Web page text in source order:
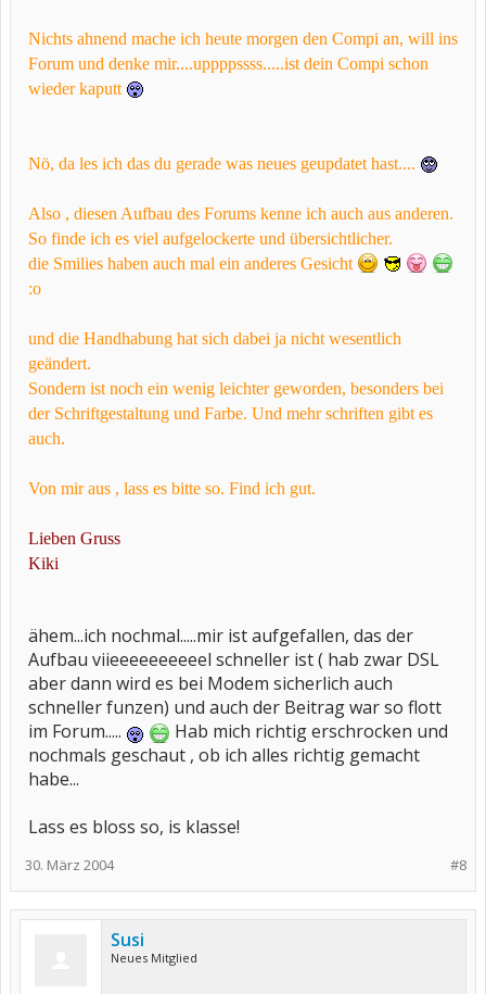
Nichts ahnend mache ich heute morgen den Compi an, will ins
Forum und denke mir....uppppssss.....ist dein Compi schon
wieder kaputt
Nö, da les ich das du gerade was neues geupdatet hast....
Also , diesen Aufbau des Forums kenne ich auch aus anderen.
So finde ich es viel aufgelockerte und übersichtlicher.
die Smilies haben auch mal ein anderes Gesicht
:o
und die Handhabung hat sich dabei ja nicht wesentlich
geändert.
Sondern ist noch ein wenig leichter geworden, besonders bei
der Schriftgestaltung und Farbe. Und mehr schriften gibt es
auch.
Von mir aus , lass es bitte so. Find ich gut.
Lieben Gruss
Kiki
ähem...ich nochmal.....mir ist aufgefallen, das der
Aufbau viieeeeeeeeeel schneller ist ( hab zwar DSL
aber dann wird es bei Modem sicherlich auch
schneller funzen) und auch der Beitrag war so flott
im Forum.....
Hab mich richtig erschrocken und
nochmals geschaut , ob ich alles richtig gemacht
habe...
Lass es bloss so, is klasse!
#8
30. März 2004
Susi
Neues Mitglied